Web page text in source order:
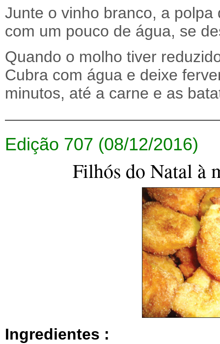
Junte o vinho branco, a
com um pouco de água, se
Quando o molho tiver
Cubra com água e deixe
minutos, até a carne e as
Edição 707 (08/12/2016)
Filhós do Natal à
Ingredientes :